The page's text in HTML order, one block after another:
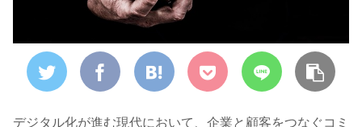
デジタル化が進む現代において、企業と顧客をつなぐコミ